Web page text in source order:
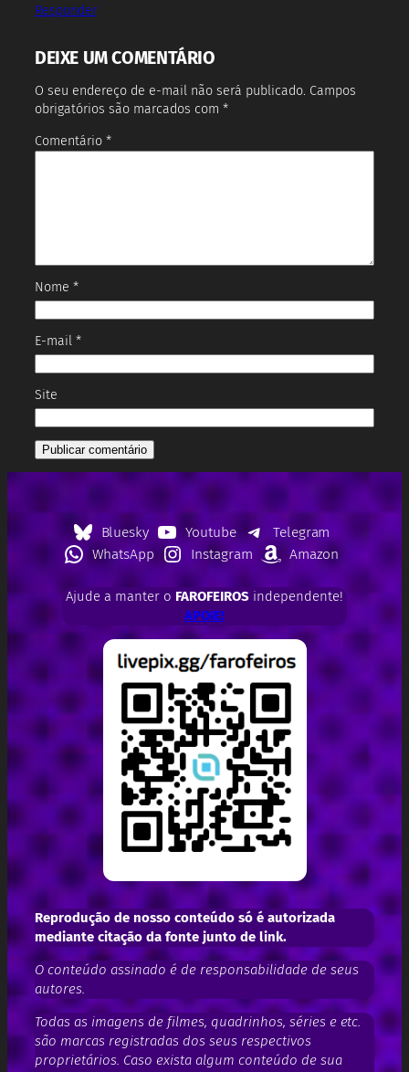
Responder
DEIXE UM COMENTÁRIO
O seu endereço de e-mail não será publicado. Campos
obrigatórios são marcados com *
Comentário *
Nome *
E-mail *
Site
Bluesky Youtube
Telegram
WhatsApp
Instagram Amazon
Ajude a manter o FAROFEIROSindependente!
APOIE!
Reprodução de nosso conteúdo só é autorizada
mediante citação da fonte junto de link.
O conteúdo assinado é de responsabilidade de seus
autores.
Todas as imagens de filmes, quadrinhos, séries e etc.
são marcas registradas dos seus respectivos
proprietários. Caso exista algum conteúdo de sua